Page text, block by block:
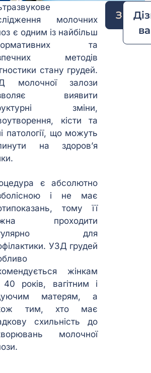
молочних
є одним із найбільш
та
методів
стану грудей.
молочної залози
виявити
зміни,
кісти та
патології, що можуть
на здоров’я
є абсолютно
і не має
тому її
проходити
для
УЗД грудей
жінкам
років, вагітним і
матерям, а
тим, хто має
схильність до
молочної